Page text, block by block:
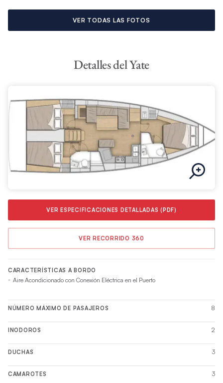
VER TODAS LAS FOTOS
Detalles del Yate
VER ESPECIFICACIONES DETALLADAS (PDF)
VER RECORRIDO 360
CARACTERÍSTICAS A BORDO
Aire Acondicionado con Conexión Eléctrica en el Puerto
NÚMERO MÁXIMO DE PASAJEROS 8
INODOROS 2
DUCHAS 3
CAMAROTES 3